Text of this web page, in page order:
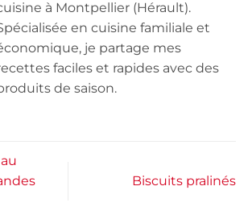
à Montpellier (Hérault).
en cuisine familiale et
je partage mes
faciles et rapides avec des
de saison.
Biscuits pralinés